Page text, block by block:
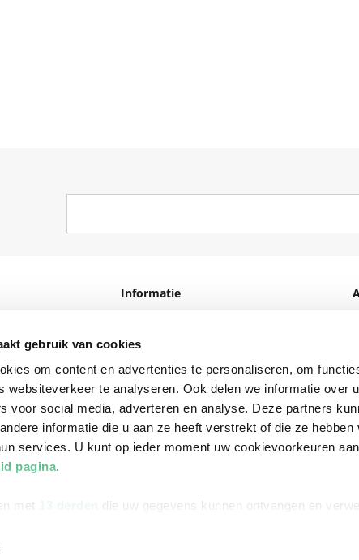
gebruik van cookies
om content en advertenties te personaliseren, om
websiteverkeer te analyseren. Ook delen we informatie over
voor social media, adverteren en analyse. Deze partners
informatie die u aan ze heeft verstrekt of die ze
services. U kunt op ieder moment uw cookievoorkeuren
pagina.
met 13 derden die uw gegevens kunnen ontvangen en
Informatie
Vacatures
Winkels en openingstijden
Cadeaukaart
Ondernemer worden